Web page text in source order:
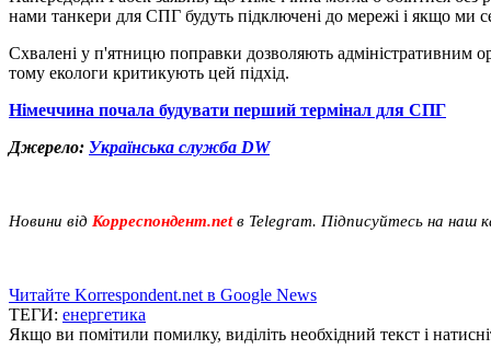
нами танкери для СПГ будуть підключені до мережі і якщо ми
Схвалені у п'ятницю поправки дозволяють адміністративним
тому екологи критикують цей підхід.
Німеччина почала будувати перший термінал для СПГ
Джерело: Українська служба DW
Новини від Корреспондент.netв Telegram. Підписуйтесь на наш
Читайте Korrespondent.net в Google News
ТЕГИ: енергетика
Якщо ви помітили помилку, виділіть необхідний текст і